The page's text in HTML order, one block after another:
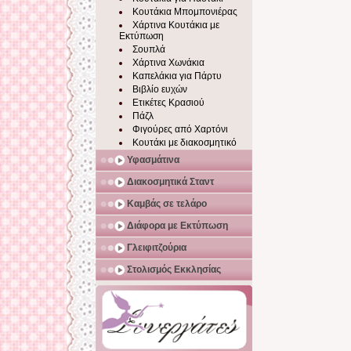
Κουτάκια Μπομπονιέρας
Χάρτινα Κουτάκια με
Εκτύπωση
Σουπλά
Χάρτινα Χωνάκια
Καπελάκια για Πάρτυ
Βιβλίο ευχών
Ετικέτες Κρασιού
Πάζλ
Φιγούρες από Χαρτόνι
Κουτάκι με διακοσμητικό
Υφασμάτινα
Διακοσμητικά Σταντ
Καμβάς σε τελάρο
Διάφορα με Εκτύπωση
Γλειφιτζούρια
Στολισμός Εκκλησίας